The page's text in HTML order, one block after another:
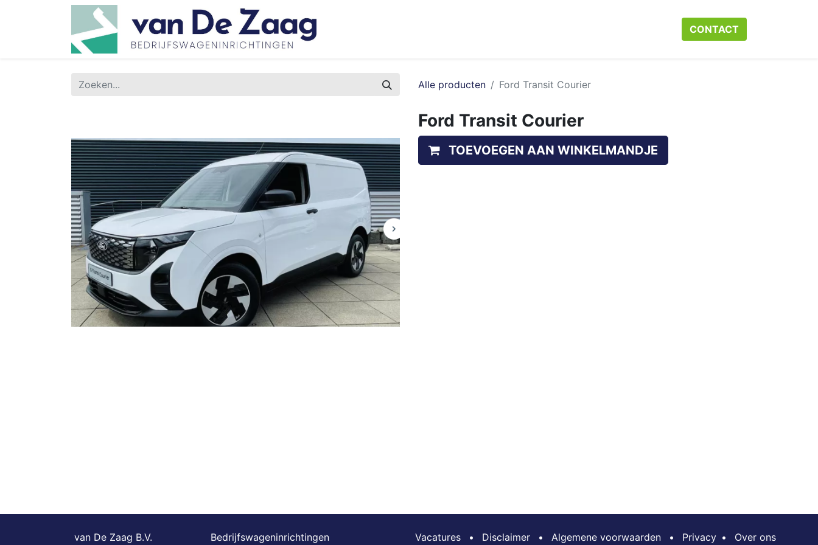
Neem contact op met ons Webshop
CONTACT​​​​
Alle producten Ford Transit Courier
Ford Transit Courier
TOEVOEGEN AAN WINKELMANDJE
Bedrijfswageninrichtingen
van De Zaag B.V. Vacatures • Disclaimer • Algemene voorwaarden • Privacy • Over ons